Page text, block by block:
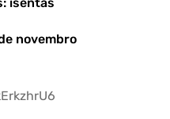
novembro